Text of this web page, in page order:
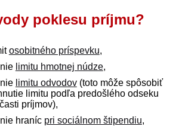
poklesu príjmu?
osobitného príspevku,
limitu hmotnej núdze,
limitu odvodov(toto môže spôsobiť
limitu podľa pred­ošlého odseku
príjmov),
hraníc pri sociálnom štipendiu,